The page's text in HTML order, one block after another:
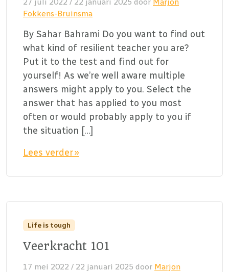
Fokkens-Bruinsma
By Sahar Bahrami Do you want to find out
what kind of resilient teacher you are?
Put it to the test and find out for
yourself! As we’re well aware multiple
answers might apply to you. Select the
answer that has applied to you most
often or would probably apply to you if
the situation […]
Lees verder »
Life is tough
Veerkracht 101
17 mei 2022 / 22 januari 2025 door Marjon